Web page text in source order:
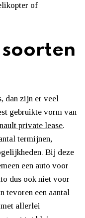
of
dan zijn er veel
gebruikte vorm van
private lease.
termijnen,
Bij deze
een auto voor
dus ook niet voor
tevoren een aantal
allerlei